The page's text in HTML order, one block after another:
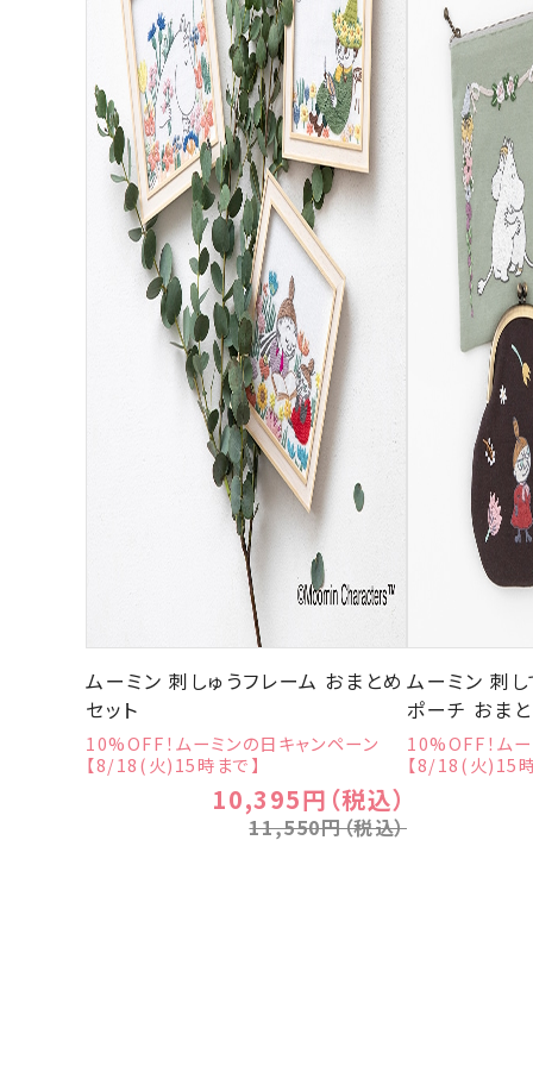
ムーミン 刺しゅうフレーム おまとめ
セット
10%OFF！ムーミンの日キャンペーン
【8/18(火)15時まで】
10,395円（税込）
11,550円（税込）
ムーミン 刺
ポーチ おま
10%OFF！ム
【8/18(火)15